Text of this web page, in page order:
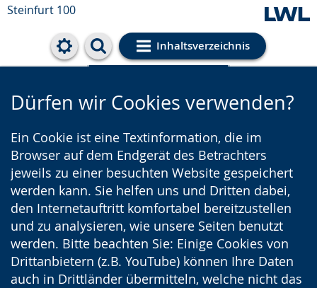
Steinfurt 100
Inhaltsverzeichnis
Cookie-Einstellungen
Dürfen wir Cookies verwenden?
Ein Cookie ist eine Textinformation, die im
Browser auf dem Endgerät des Betrachters
jeweils zu einer besuchten Website gespeichert
werden kann. Sie helfen uns und Dritten dabei,
den Internetauftritt komfortabel bereitzustellen
und zu analysieren, wie unsere Seiten benutzt
werden. Bitte beachten Sie: Einige Cookies von
Drittanbietern (z.B. YouTube) können Ihre Daten
auch in Drittländer übermitteln, welche nicht das